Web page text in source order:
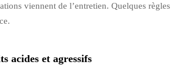
viennent de l’entretien. Quelques règles
acides et agressifs